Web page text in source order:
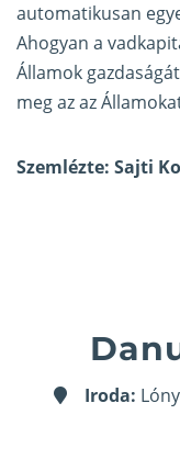
automatikusan
Ahogyan a
Államok
meg az az
Szemlézte: Sajti
Iroda: